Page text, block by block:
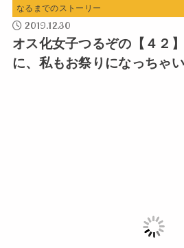
なるまでのストーリー
2019.12.30
オス化女子つるぞの【４２
に、私もお祭りになっちゃ